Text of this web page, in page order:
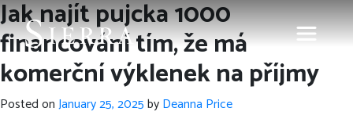
Jak najít pujcka 1000
financování tím, že má
komerční výklenek na příjmy
Posted onJanuary 25, 2025byDeanna Price